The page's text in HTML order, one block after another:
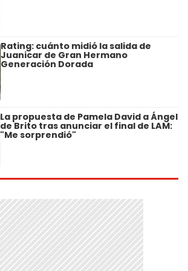
Rating: cuánto midió la salida de
Juanicar de Gran Hermano
Generación Dorada
La propuesta de Pamela David a Ángel
de Brito tras anunciar el final de LAM:
"Me sorprendió"